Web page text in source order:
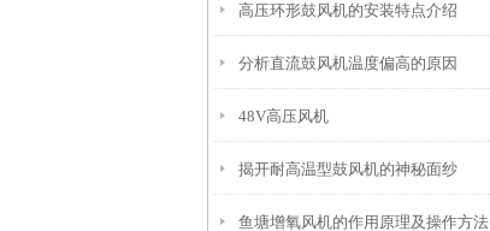
高压环形鼓风机的安装特点介绍
分析直流鼓风机温度偏高的原因
48V高压风机
揭开耐高温型鼓风机的神秘面纱
鱼塘增氧风机的作用原理及操作方法